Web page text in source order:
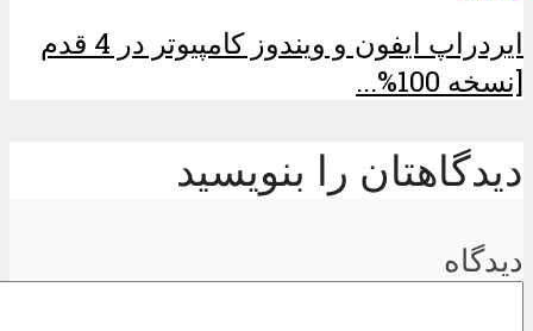
ایردراپ ایفون و ویندوز کامپیوتر در 4 قدم
[نسخه 100%...
دیدگاهتان را بنویسید
دیدگاه